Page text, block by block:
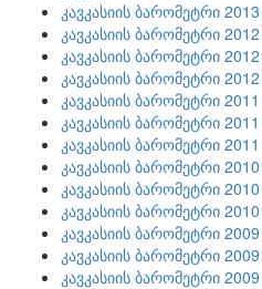
კავკასიის ბარომეტრი 2013
კავკასიის ბარომეტრი
კავკასიის ბარომეტრი 2012
კავკასიის ბარომეტრი
კავკასიის ბარომეტრი
კავკასიის ბარომეტრი 2011
კავკასიის ბარომეტრი
კავკასიის ბარომეტრი
კავკასიის ბარომეტრი 2010
კავკასიის ბარომეტრი
კავკასიის ბარომეტრი
კავკასიის ბარომეტრი 2009
კავკასიის ბარომეტრი